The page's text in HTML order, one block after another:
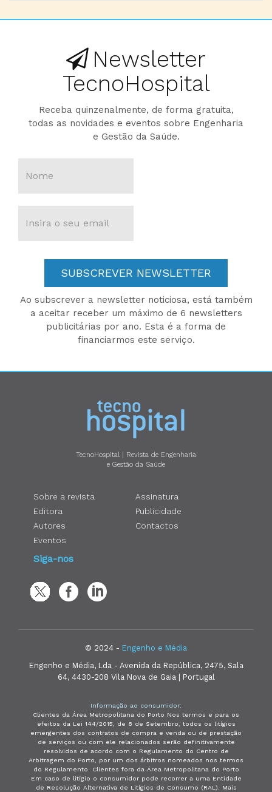
Newsletter
TecnoHospital
Receba quinzenalmente, de forma gratuita,
todas as novidades e eventos sobre Engenharia
e Gestão da Saúde.
SUBSCREVER NEWSLETTER
Ao subscrever a newsletter noticiosa, está também
a aceitar receber um máximo de 6 newsletters
publicitárias por ano. Esta é a forma de
financiarmos este serviço.
TecnoHospital | Revista de Engenharia
e Gestão da Saúde
Sobre a revista
Editora
Autores
Eventos
Assinatura
Publicidade
Contactos
Siga-nos
© 2024 - Engenho e Média
Engenho e Média, Lda - Avenida da República, 2475, Sala
64, 4430-208 Vila Nova de Gaia | Portugal
Informação ao consumidor:
Clientes da Área Metropolitana do Porto Nos termos e para os
efeitos da Lei 144/2015, de 8 de Setembro, todos os litígios
emergentes dos contratos de compra e venda ou de prestação
de serviços ou com ele relacionados serão definitivamente
resolvidos de acordo com o Regulamento do Centro de
Arbitragem do Porto, por um dos árbitros nomeados nos termos
do Regulamento. Clientes fora da Área Metropolitana do Porto
Em caso de litígio o consumidor pode recorrer a uma Entidade
de Resolução Alternativa de Litígios de Consumo (RAL). Mais